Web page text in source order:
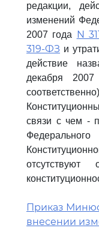
редакции,
изменений
2007 года N
319-ФЗ и
действие
декабря
связи с чем -
Приказ
внесении